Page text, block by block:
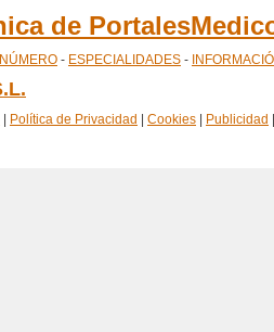
de
- ESPECIALIDADES -
Política de Privacidad Cookies Publicidad